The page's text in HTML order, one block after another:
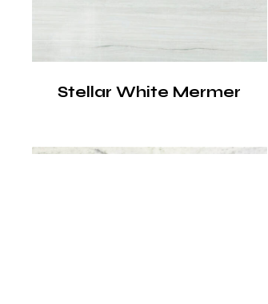
Stellar White Mermer